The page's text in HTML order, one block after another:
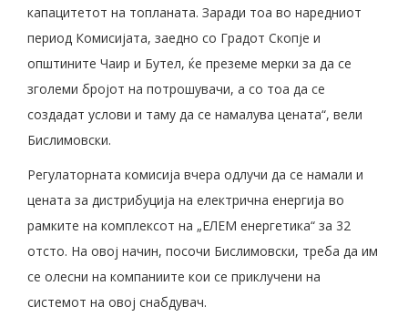
капацитетот на топланата. Заради тоа во наредниот
период Комисијата, заедно со Градот Скопје и
општините Чаир и Бутел, ќе преземе мерки за да се
зголеми бројот на потрошувачи, а со тоа да се
создадат услови и таму да се намалува цената“, вели
Бислимовски.
Регулаторната комисија вчера одлучи да се намали и
цената за дистрибуција на електрична енергија во
рамките на комплексот на „ЕЛЕМ енергетика“ за 32
отсто. На овој начин, посочи Бислимовски, треба да им
се олесни на компаниите кои се приклучени на
системот на овој снабдувач.